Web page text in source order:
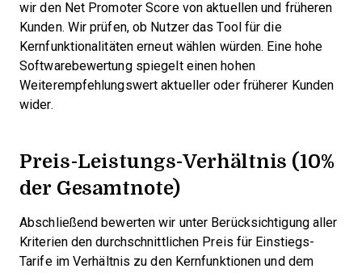
wir den Net Promoter Score von aktuellen und früheren
Kunden. Wir prüfen, ob Nutzer das Tool für die
Kernfunktionalitäten erneut wählen würden. Eine hohe
Softwarebewertung spiegelt einen hohen
Weiterempfehlungswert aktueller oder früherer Kunden
wider.
Preis-Leistungs-Verhältnis (10%
der Gesamtnote)
Abschließend bewerten wir unter Berücksichtigung aller
Kriterien den durchschnittlichen Preis für Einstiegs-
Tarife im Verhältnis zu den Kernfunktionen und dem